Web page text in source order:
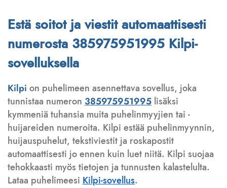
Estä soitot ja viestit automaattisesti
numerosta 385975951995 Kilpi-
sovelluksella
Kilpi on puhelimeen asennettava sovellus, joka
tunnistaa numeron 385975951995 lisäksi
kymmeniä tuhansia muita puhelinmyyjien tai -
huijareiden numeroita. Kilpi estää puhelinmyynnin,
huijauspuhelut, tekstiviestit ja roskapostit
automaattisesti jo ennen kuin luet niitä. Kilpi suojaa
tehokkaasti myös tietojen ja tunnusten kalastelulta.
Lataa puhelimeesi Kilpi-sovellus.